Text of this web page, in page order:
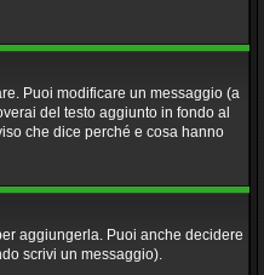
Puoi modificare un messaggio (a
del testo aggiunto in fondo al
che dice perché e cosa hanno
aggiungerla. Puoi anche decidere
scrivi un messaggio).